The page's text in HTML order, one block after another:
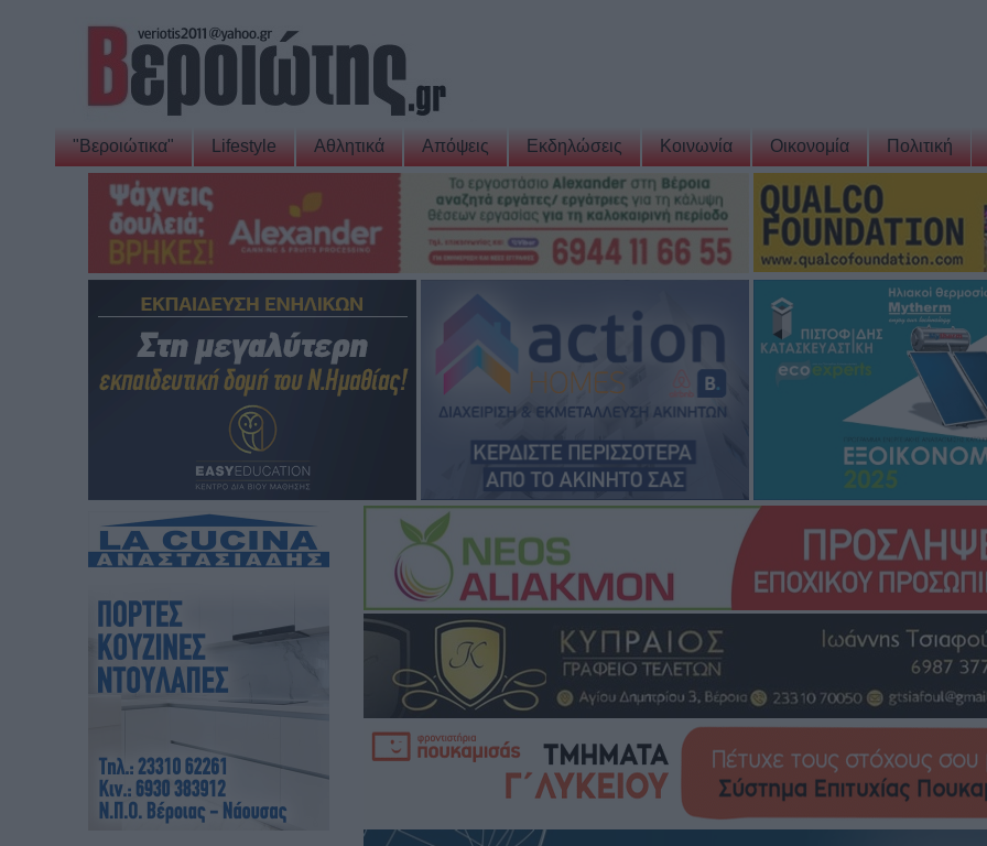
"Βεροιώτικα" Lifestyle Αθλητικά Απόψεις Εκδηλώσεις Κοινωνία Οικονομία Πολιτική